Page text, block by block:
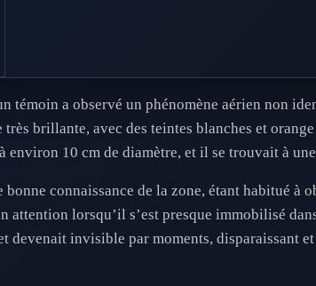
témoin a observé un phénomène aérien non
brillante, avec des teintes blanches et
environ 10 cm de diamètre, et il se trouvait à
connaissance de la zone, étant habitué à
attention lorsqu’il s’est presque immobilisé
devenait invisible par moments, disparaissant